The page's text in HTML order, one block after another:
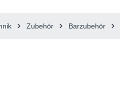
Zubehör Barzubehör